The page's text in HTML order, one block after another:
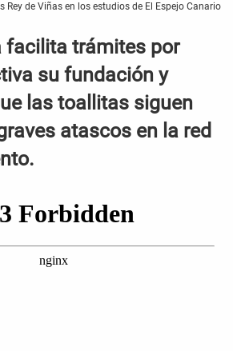
Rey de Viñas en los estudios de El Espejo Canario
facilita trámites por
su fundación y
las toallitas siguen
atascos en la red